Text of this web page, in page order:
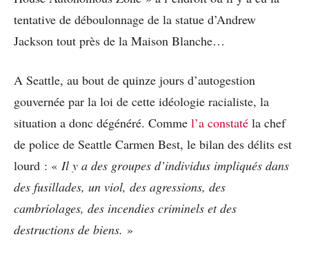
tentative de déboulonnage de la statue d’Andrew
Jackson tout près de la Maison Blanche…
A Seattle, au bout de quinze jours d’autogestion
gouvernée par la loi de cette idéologie racialiste, la
situation a donc dégénéré. Comme l’a constaté la chef
de police de Seattle Carmen Best, le bilan des délits est
lourd : « Il y a des groupes d’individus impliqués dans
des fusillades, un viol, des agressions, des
cambriolages, des incendies criminels et des
destructions de biens. »